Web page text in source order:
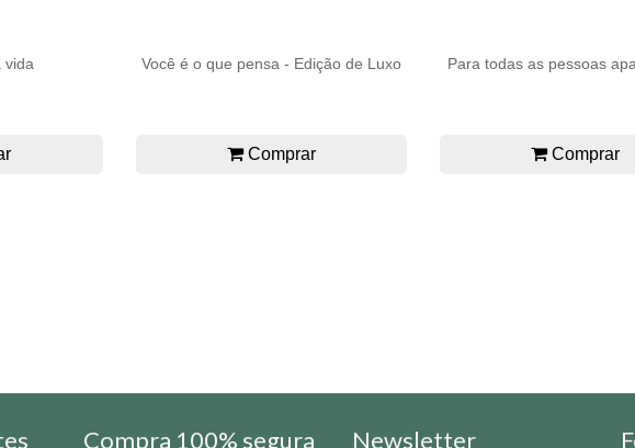
vida Você é o que pensa - Edição de Luxo
Comprar
Para todas as pessoas
Comprar
Compra 100% segura Newsletter